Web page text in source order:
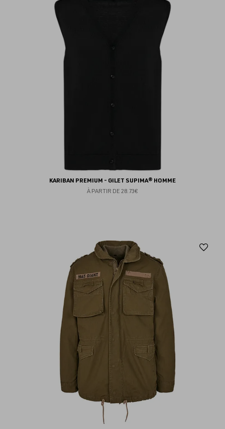
KARIBAN PREMIUM - GILET SUPIMA® HOMME
À PARTIR DE 28.73€